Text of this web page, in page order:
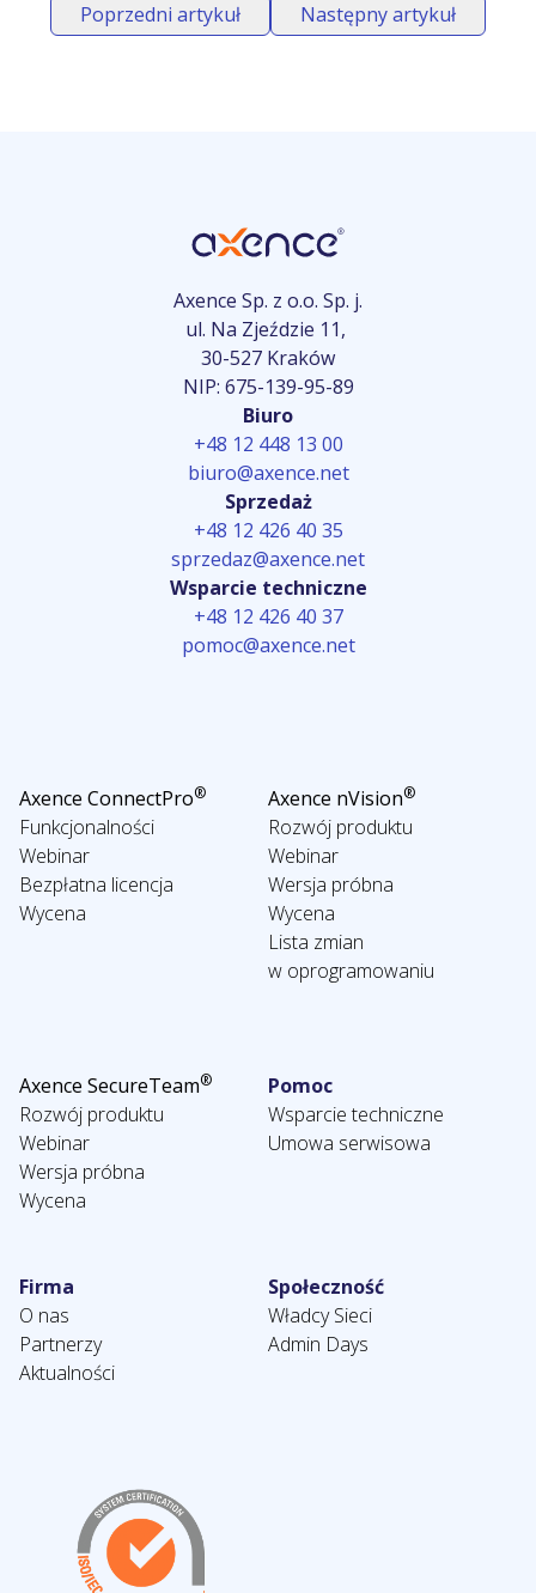
Poprzedni artykuł Następny artykuł
Axence Sp. z o.o. Sp. j.
ul. Na Zjeździe 11,
30-527 Kraków
NIP: 675-139-95-89
Biuro
+48 12 448 13 00
biuro@axence.net
Sprzedaż
+48 12 426 40 35
sprzedaz@axence.net
Wsparcie techniczne
+48 12 426 40 37
pomoc@axence.net
Axence ConnectPro®
Funkcjonalności
Webinar
Bezpłatna licencja
Wycena
Axence nVision®
Rozwój produktu
Webinar
Wersja próbna
Wycena
Lista zmian
w oprogramowaniu
Axence SecureTeam®
Rozwój produktu
Webinar
Wersja próbna
Wycena
Pomoc
Wsparcie techniczne
Umowa serwisowa
Firma
O nas
Partnerzy
Aktualności
Społeczność
Władcy Sieci
Admin Days